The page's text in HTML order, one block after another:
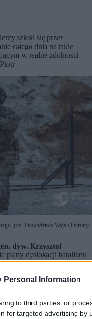
Personal Information
to third parties, or
for targeted advertising by
szkoli się przez
całego dnia na takie
w realne zdolności
(fot. Dowództwo Wojsk Obrony
dyw. Krzysztof
plany dyslokacji batalionu
z Pomiechówka w okolice
miał zostać
na temat prawdziwego
z Pomiechówka do Płocka.